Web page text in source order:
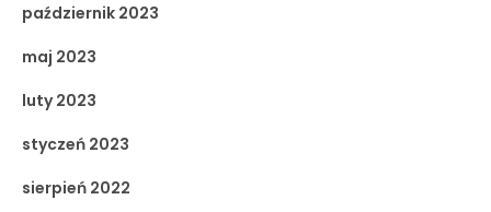
październik 2023
maj 2023
luty 2023
styczeń 2023
sierpień 2022